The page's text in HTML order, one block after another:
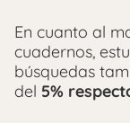
En cuanto al
cuadernos,
búsquedas
del 5%